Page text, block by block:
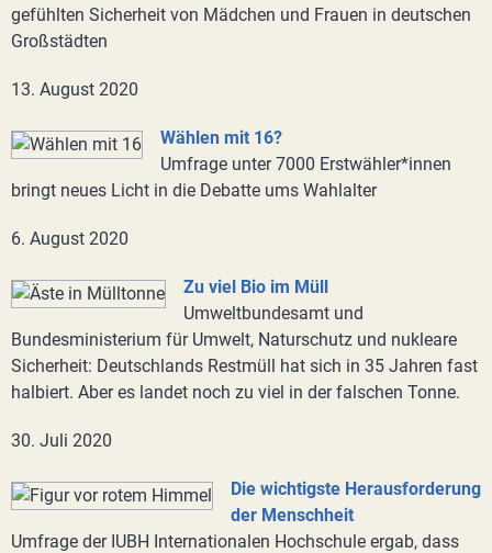
gefühlten Sicherheit von Mädchen und Frauen in deutschen
Großstädten
13. August 2020
Wählen mit 16?
Umfrage unter 7000 Erstwähler*innen
bringt neues Licht in die Debatte ums Wahlalter
6. August 2020
Zu viel Bio im Müll
Umweltbundesamt und
Bundesministerium für Umwelt, Naturschutz und nukleare
Sicherheit: Deutschlands Restmüll hat sich in 35 Jahren fast
halbiert. Aber es landet noch zu viel in der falschen Tonne.
30. Juli 2020
Die wichtigste Herausforderung
der Menschheit
Umfrage der IUBH Internationalen Hochschule ergab, dass